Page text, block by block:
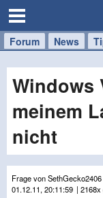
Forum News
Handy
Tablet
Windows
Mac
Windows
meinem
nicht
Frage von SethGecko2406
01.12.11, 20:11:59 |